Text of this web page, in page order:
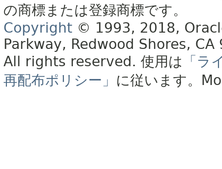
の商標または登録商標です。
Copyright © 1993, 2018,
Parkway, Redwood Shores, CA
All rights reserved. 使用は 「ラ
再配布ポリシー」 に従います。